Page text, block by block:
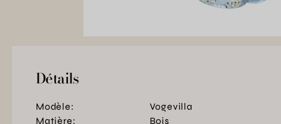
Détails
Modèle:
Vogevilla
Matière:
Bois